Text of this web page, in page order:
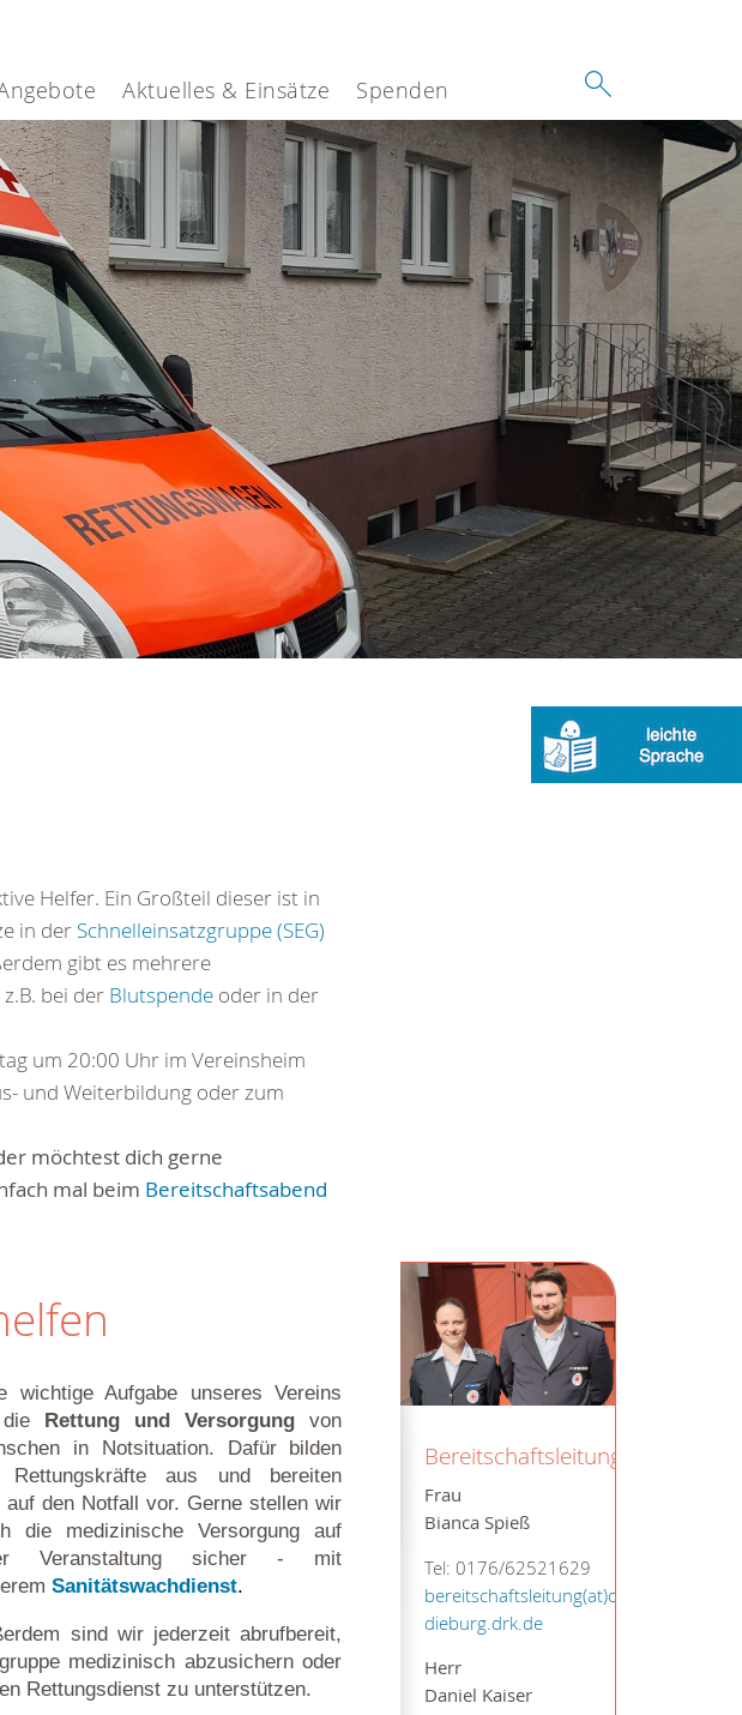
Aktuelles & Einsätze Spenden
Helfer. Ein Großteil dieser ist in
in der Schnelleinsatzgruppe (SEG)
gibt es mehrere
bei der Blutspende oder in der
um 20:00 Uhr im Vereinsheim
und Weiterbildung oder zum
möchtest dich gerne
mal beim Bereitschaftsabend
Bereitschaftsleitung
Frau
Bianca Spieß
Tel: 0176/62521629
bereitschaftsleitung(at)ov-
dieburg.drk.de
Herr
Daniel Kaiser
wichtige Aufgabe unseres Vereins
Rettung und Versorgung von
in Notsituation. Dafür bilden
Rettungskräfte aus und bereiten
auf den Notfall vor. Gerne stellen wir
die medizinische Versorgung auf
Veranstaltung sicher - mit
Sanitätswachdienst.
sind wir jederzeit abrufbereit,
medizinisch abzusichern oder
Rettungsdienst zu unterstützen.